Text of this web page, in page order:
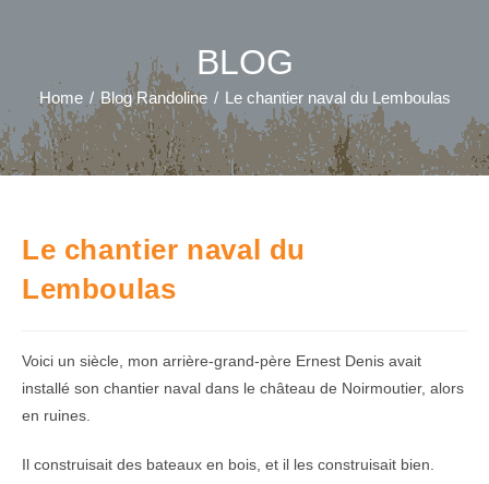
BLOG
Home / Blog Randoline / Le chantier naval du Lemboulas
Le chantier naval du
Lemboulas
Voici un siècle, mon arrière-grand-père Ernest Denis avait
installé son chantier naval dans le château de Noirmoutier, alors
en ruines.
Il construisait des bateaux en bois, et il les construisait bien.